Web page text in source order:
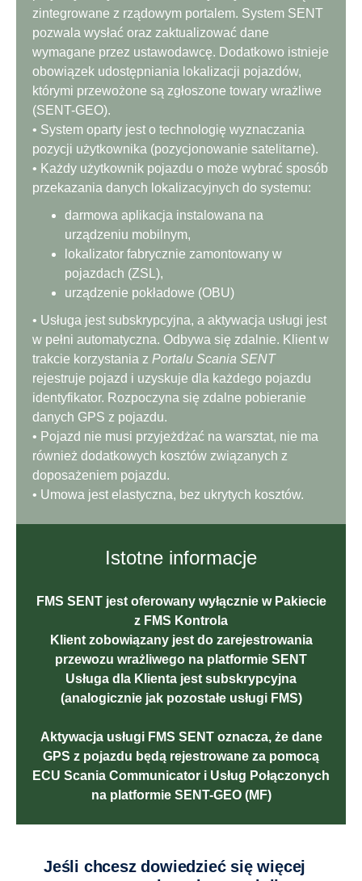
zintegrowane z rządowym portalem. System SENT
pozwala wysłać oraz zaktualizować dane
wymagane przez ustawodawcę. Dodatkowo istnieje
obowiązek udostępniania lokalizacji pojazdów,
którymi przewożone są zgłoszone towary wrażliwe
(SENT-GEO).
• System oparty jest o technologię wyznaczania
pozycji użytkownika (pozycjonowanie satelitarne).
• Każdy użytkownik pojazdu o może wybrać sposób
przekazania danych lokalizacyjnych do systemu:
darmowa aplikacja instalowana na
urządzeniu mobilnym,
lokalizator fabrycznie zamontowany w
pojazdach (ZSL),
urządzenie pokładowe (OBU)
• Usługa jest subskrypcyjna, a aktywacja usługi jest
w pełni automatyczna. Odbywa się zdalnie. Klient w
trakcie korzystania z Portalu Scania SENT
rejestruje pojazd i uzyskuje dla każdego pojazdu
identyfikator. Rozpoczyna się zdalne pobieranie
danych GPS z pojazdu.
• Pojazd nie musi przyjeżdżać na warsztat, nie ma
również dodatkowych kosztów związanych z
doposażeniem pojazdu.
• Umowa jest elastyczna, bez ukrytych kosztów.
Istotne informacje
FMS SENT jest oferowany wyłącznie w Pakiecie
z FMS Kontrola
Klient zobowiązany jest do zarejestrowania
przewozu wrażliwego na platformie SENT
Usługa dla Klienta jest subskrypcyjna
(analogicznie jak pozostałe usługi FMS)
Aktywacja usługi FMS SENT oznacza, że dane
GPS z pojazdu będą rejestrowane za pomocą
ECU Scania Communicator i Usług Połączonych
na platformie SENT-GEO (MF)
Jeśli chcesz dowiedzieć się więcej